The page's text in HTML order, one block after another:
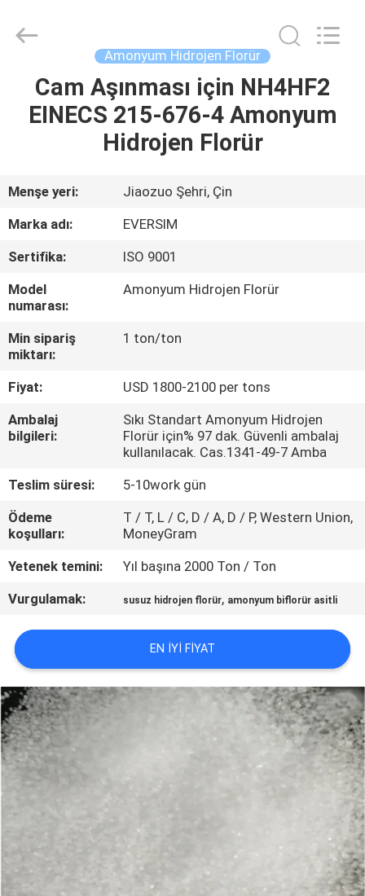
EVDE
VIDEOLAR
HAKKIMIZDA
TURU
KALITE
KONTROLÜ
BIZIMLE
İLETIŞIM
HABERLER
DAVALAR
BIR
İNDIRIM
İSTE
SITE
HARITASI
GIZLILIK
POLITIKASI
Imp.&Exp.Co.,Ltd.
Amonyum Hidrojen Florür
Cam Aşınması için NH4HF2
EINECS 215-676-4 Amonyum
Hidrojen Florür
Menşe yeri:
Jiaozuo Şehri, Çin
Marka adı:
EVERSIM
Sertifika:
ISO 9001
Model
numarası:
Amonyum Hidrojen Florür
Min sipariş
miktarı:
1 ton/ton
Fiyat:
USD 1800-2100 per tons
Ambalaj
bilgileri:
Sıkı Standart Amonyum Hidrojen
Florür için% 97 dak. Güvenli ambalaj
kullanılacak. Cas.1341-49-7 Amba
Teslim süresi:
5-10work gün
Ödeme
koşulları:
T / T, L / C, D / A, D / P, Western Union,
MoneyGram
Yetenek temini:
Yıl başına 2000 Ton / Ton
Vurgulamak:
susuz hidrojen florür, amonyum biflorür asitli
EN IYI FIYAT